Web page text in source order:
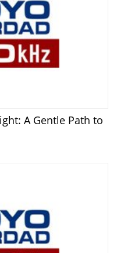
A Gentle Path to